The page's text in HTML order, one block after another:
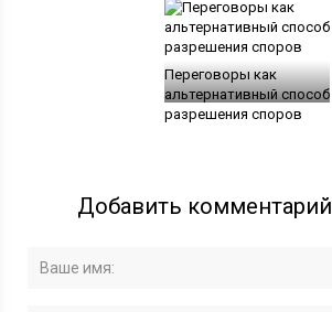
Переговоры как
альтернативный способ
разрешения споров
Добавить комментарий